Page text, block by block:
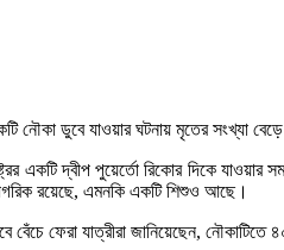
নৌকা ডুবে যাওয়ার ঘটনায় মৃতের সংখ্যা
একটি দ্বীপ পুয়ের্তো রিকোর দিকে
রয়েছে, এমনকি একটি শিশুও আছে।
বেঁচে ফেরা যাত্রীরা জানিয়েছেন,